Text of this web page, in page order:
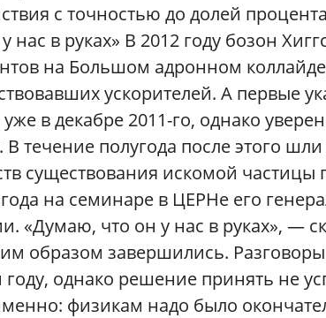
с точностью до долей
нас в руках» В 2012 году бозон
на Большом адронном
ускорителей. А первые
в декабре 2011-го, однако
В течение полугода после этого
существования искомой
на семинаре в ЦЕРНе его
«Думаю, что он у нас в руках», —
образом завершились.
однако решение принять не
физикам надо было